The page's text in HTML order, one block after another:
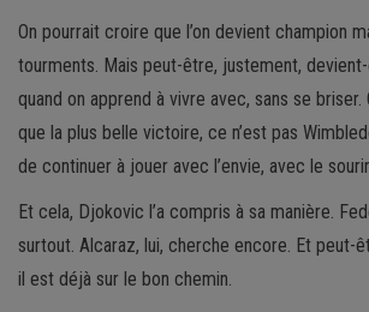
On pourrait croire que l’on devient champion
tourments. Mais peut-être, justement,
quand on apprend à vivre avec, sans se briser.
que la plus belle victoire, ce n’est pas
de continuer à jouer avec l’envie, avec le
Et cela, Djokovic l’a compris à sa manière.
surtout. Alcaraz, lui, cherche encore. Et peut-
il est déjà sur le bon chemin.